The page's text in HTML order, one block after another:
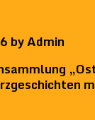
byAdmin